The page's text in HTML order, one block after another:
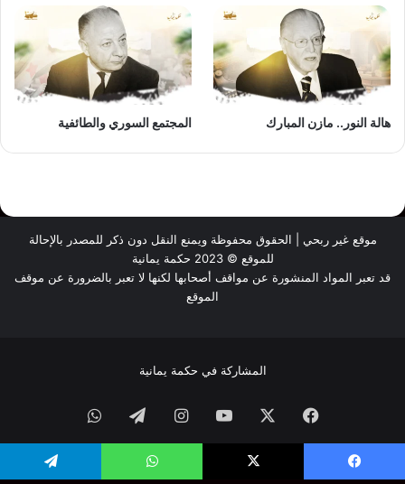
هالة النور.. مازن المبارك المجتمع السوري والطائفية
موقع غير ربحي | الحقوق محفوظة ويمنع النقل دون ذكر للمصدر بالإحالة
للموقع © 2023 حكمة يمانية
قد تعبر المواد المنشورة عن مواقف أصحابها لكنها لا تعبر بالضرورة عن موقف
الموقع
المشاركة في حكمة يمانية